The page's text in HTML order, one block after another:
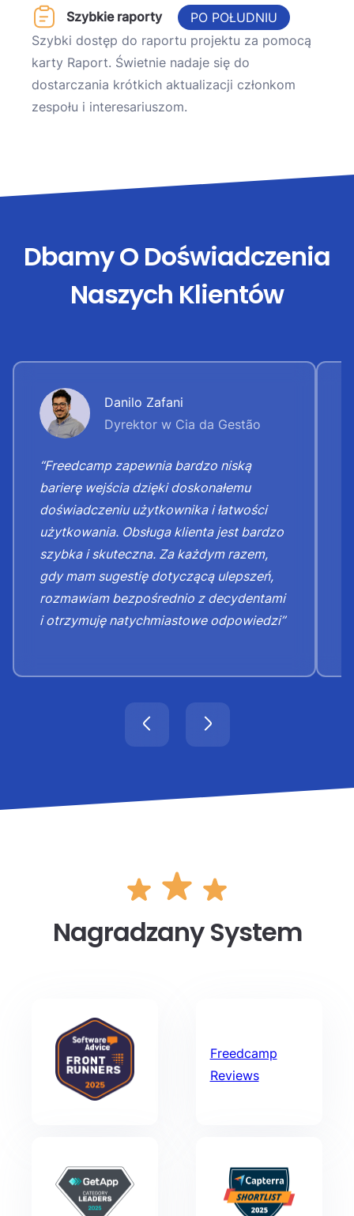
Szybkie raporty
PO POŁUDNIU
Szybki dostęp do raportu projektu za pomocą
karty Raport. Świetnie nadaje się do
dostarczania krótkich aktualizacji członkom
zespołu i interesariuszom.
Dbamy O Doświadczenia
Naszych Klientów
Danilo Zafani
Dyrektor w Cia da Gestão
“Freedcamp zapewnia bardzo niską
barierę wejścia dzięki doskonałemu
doświadczeniu użytkownika i łatwości
użytkowania. Obsługa klienta jest bardzo
szybka i skuteczna. Za każdym razem,
gdy mam sugestię dotyczącą ulepszeń,
rozmawiam bezpośrednio z decydentami
i otrzymuję natychmiastowe odpowiedzi”
Nagradzany System
Freedcamp
Reviews